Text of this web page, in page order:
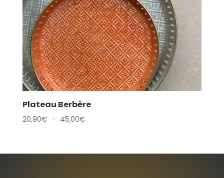
Plateau Berbère
20,90€ – 45,00€Plage
20,90€